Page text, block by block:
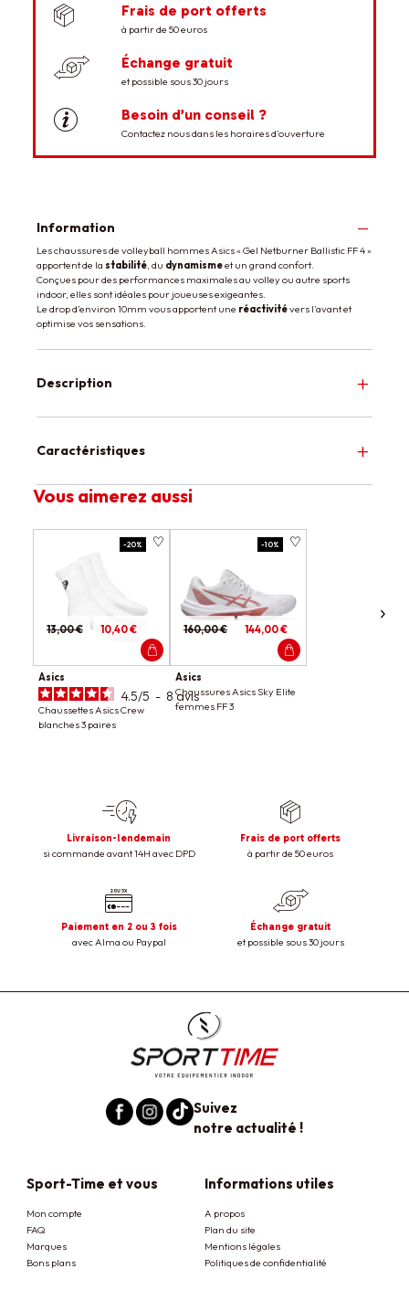
Frais de port offerts
à partir de 50 euros
Échange gratuit
et possible sous 30 jours
Besoin d’un conseil ?
Contactez nous dans les horaires d’ouverture
Information
Les chaussures de volleyball hommes Asics « Gel Netburner Ballistic FF 4 »
apportent de la stabilité , du dynamismeet un grand confort.
Conçues pour des performances maximales au volley ou autre sports
indoor, elles sont idéales pour joueuses exigeantes.
Le drop d’environ 10mm vous apportent une réactivitévers l’avant et
optimise vos sensations.
Description
Caractéristiques
Vous aimerez aussi
13,00 € 10,40 €
-20%
Asics
4.5/5 - 8avis
Chaussettes Asics Crew
blanches 3 paires
160,00 € 144,00 €
-10%
Asics
Chaussures Asics Sky Elite
femmes FF 3
Livraison-lendemain
si commande avant 14H avec DPD
Frais de port offerts
à partir de 50 euros
Paiement en 2 ou 3 fois
avec Alma ou Paypal
Échange gratuit
et possible sous 30 jours
Suivez
notre actualité !
Sport-Time et vous
Mon compte
FAQ
Marques
Bons plans
Informations utiles
A propos
Plan du site
Mentions légales
Politiques de confidentialité